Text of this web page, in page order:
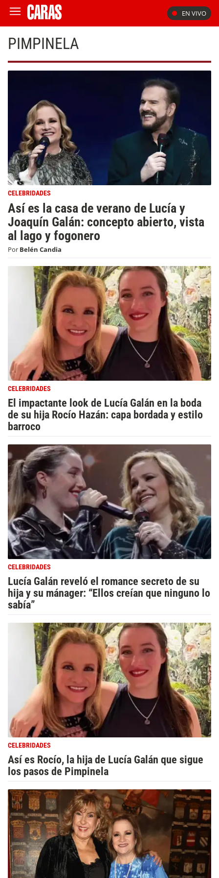
EN VIVO
PIMPINELA
CELEBRIDADES
Así es la casa de verano de Lucía y
Joaquín Galán: concepto abierto, vista
al lago y fogonero
Por Belén Candia
CELEBRIDADES
El impactante look de Lucía Galán en la boda
de su hija Rocío Hazán: capa bordada y estilo
barroco
CELEBRIDADES
Lucía Galán reveló el romance secreto de su
hija y su mánager: “Ellos creían que ninguno lo
sabía”
CELEBRIDADES
Así es Rocío, la hija de Lucía Galán que sigue
los pasos de Pimpinela